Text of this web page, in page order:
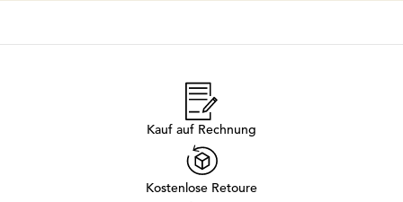
Kauf auf Rechnung
Kostenlose Retoure